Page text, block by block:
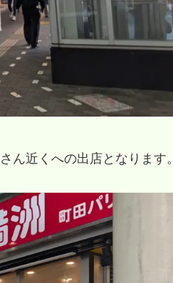
ん近くへの出店となります。